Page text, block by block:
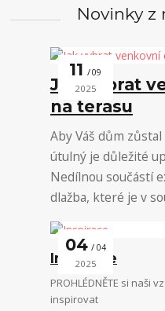
Novinky z
11 09
2025
Jak vybrat
na terasu
Aby Váš dům
útulný je důležité
Nedílnou součástí
dlažba, které je v
04 04
2025
Inspirace
PROHLÉDNĚTE si naši
inspirovat